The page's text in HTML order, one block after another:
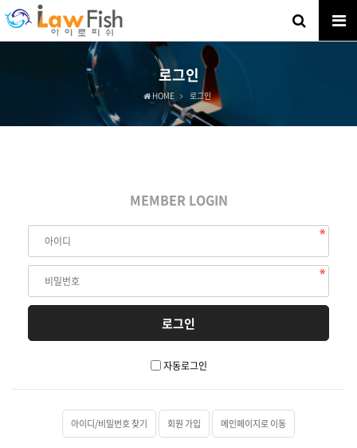
로그인
HOME 로그인
MEMBER LOGIN
자동로그인
아이디/비밀번호 찾기 회원 가입 메인페이지로 이동